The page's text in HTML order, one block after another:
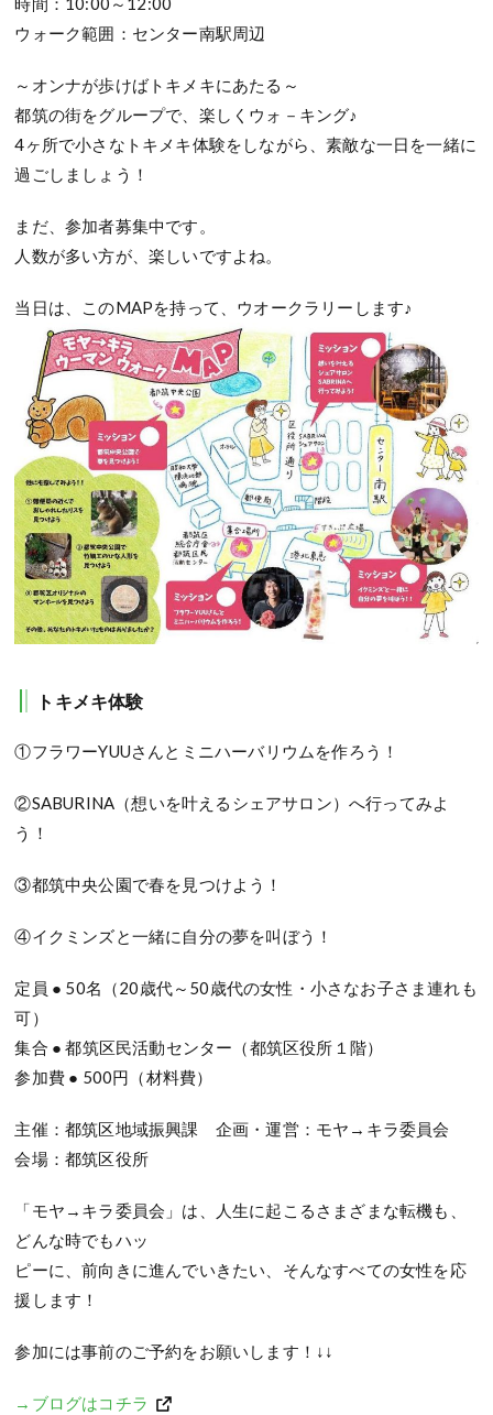
ウォーク範囲：センター南駅周辺
～オンナが歩けばトキメキにあたる～
都筑の街をグループで、楽しくウォ－キング♪
4ヶ所で小さなトキメキ体験をしながら、素敵な一日を一緒に
過ごしましょう！
まだ、参加者募集中です。
人数が多い方が、楽しいですよね。
当日は、このMAPを持って、ウオークラリーします♪
トキメキ体験
①フラワーYUUさんとミニハーバリウムを作ろう！
②SABURINA（想いを叶えるシェアサロン）へ行ってみよ
う！
③都筑中央公園で春を見つけよう！
④イクミンズと一緒に自分の夢を叫ぼう！
定員 ● 50名（20歳代～50歳代の女性・小さなお子さま連れも
可）
集合 ● 都筑区民活動センター（都筑区役所１階）
参加費 ● 500円（材料費）
主催：都筑区地域振興課 企画・運営：モヤ→キラ委員会
会場：都筑区役所
「モヤ→キラ委員会」は、人生に起こるさまざまな転機も、
どんな時でもハッ
ピーに、前向きに進んでいきたい、そんなすべての女性を応
援します！
参加には事前のご予約をお願いします！↓↓
→ブログはコチラ